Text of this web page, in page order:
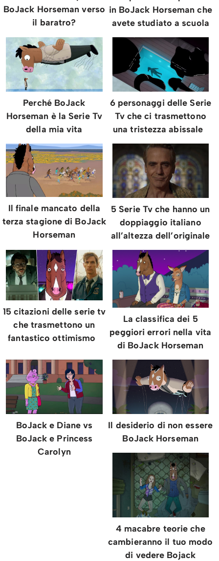
BoJack Horseman verso
il baratro?
in BoJack Horseman che
avete studiato a scuola
Perché BoJack
Horseman è la Serie Tv
della mia vita
6 personaggi delle Serie
Tv che ci trasmettono
una tristezza abissale
Il finale mancato della
terza stagione di BoJack
Horseman
5 Serie Tv che hanno un
doppiaggio italiano
all’altezza dell’originale
15 citazioni delle serie tv
che trasmettono un
fantastico ottimismo
La classifica dei 5
peggiori errori nella vita
di BoJack Horseman
BoJack e Diane vs
BoJack e Princess
Carolyn
Il desiderio di non essere
BoJack Horseman
4 macabre teorie che
cambieranno il tuo modo
di vedere Bojack